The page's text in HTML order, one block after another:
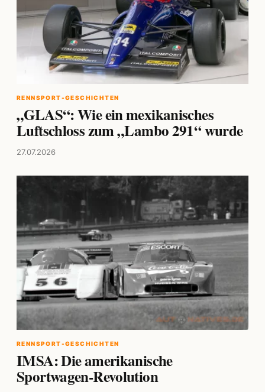
RENNSPORT-GESCHICHTEN
„GLAS“: Wie ein mexikanisches
Luftschloss zum „Lambo 291“ wurde
27.07.2026
RENNSPORT-GESCHICHTEN
IMSA: Die amerikanische
Sportwagen-Revolution